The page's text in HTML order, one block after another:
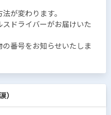
が変わります。
ドライバーがお届けいた
番号をお知らせいたしま
）